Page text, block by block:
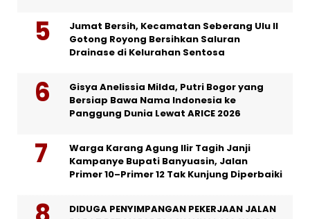
Jumat Bersih, Kecamatan Seberang Ulu II
Gotong Royong Bersihkan Saluran
Drainase di Kelurahan Sentosa
Gisya Anelissia Milda, Putri Bogor yang
Bersiap Bawa Nama Indonesia ke
Panggung Dunia Lewat ARICE 2026
Warga Karang Agung Ilir Tagih Janji
Kampanye Bupati Banyuasin, Jalan
Primer 10–Primer 12 Tak Kunjung Diperbaiki
DIDUGA PENYIMPANGAN PEKERJAAN JALAN